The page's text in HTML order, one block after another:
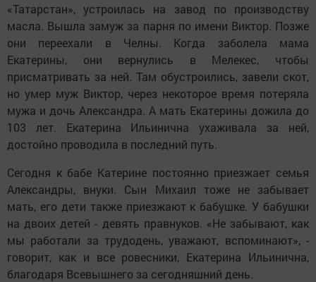
«Татарстан», устроилась на завод по производству
масла. Вышла замуж за парня по имени Виктор. Позже
они переехали в Челны. Когда заболела мама
Екатерины, они вернулись в Мелекес, чтобы
присматривать за ней. Там обустроились, завели скот,
но умер муж Виктор, через некоторое время потеряла
мужа и дочь Александра. А мать Екатерины дожила до
103 лет. Екатерина Ильинична ухаживала за ней,
достойно проводила в последний путь.
Сегодня к бабе Катерине постоянно приезжает семья
Александры, внуки. Сын Михаил тоже не забывает
мать, его дети также приезжают к бабушке. У бабушки
на двоих детей - девять правнуков. «Не забывают, как
мы работали за трудодень, уважают, вспоминают», -
говорит, как и все ровесники, Екатерина Ильинична,
благодаря Всевышнего за сегодняшний день.